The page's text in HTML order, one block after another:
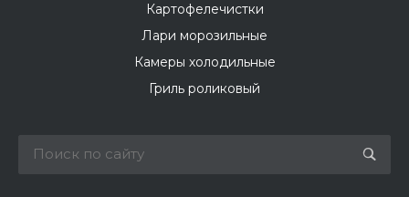
Картофелечистки
Лари морозильные
Камеры холодильные
Гриль роликовый